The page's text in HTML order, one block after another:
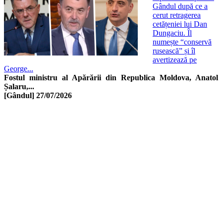
Gândul după ce a
cerut retragerea
cetățeniei lui Dan
Dungaciu. Îl
numește “conservă
rusească” și îl
avertizează pe
George...
Fostul ministru al Apărării din Republica Moldova, Anatol
Șalaru,...
[Gândul] 27/07/2026